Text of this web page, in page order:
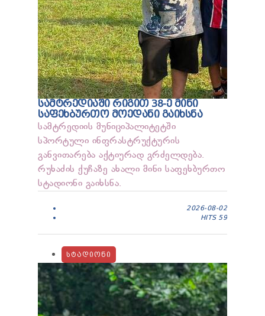
ᲡᲐᲛᲢᲠᲔᲓᲘᲐᲨᲘ ᲠᲘᲒᲘᲗ 38-Ე ᲛᲘᲜᲘ
ᲡᲐᲤᲔᲮᲑᲣᲠᲗᲝ ᲛᲝᲔᲓᲐᲜᲘ ᲒᲐᲘᲮᲡᲜᲐ
სამტრედიის მუნიციპალიტეტში
სპორტული ინფრასტრუქტურის
განვითარება აქტიურად გრძელდება.
რუხაძის ქუჩაზე ახალი მინი საფეხბურთო
სტადიონი გაიხსნა.
2026-08-02
HITS 59
ᲡᲢᲐᲓᲘᲝᲜᲘ